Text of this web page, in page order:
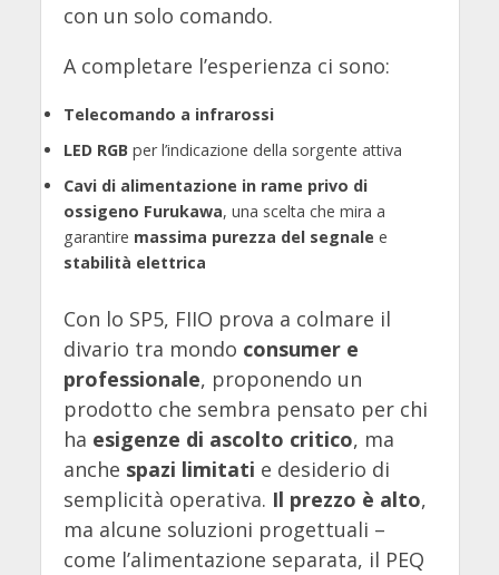
con un solo comando.
A completare l’esperienza ci sono:
Telecomando a infrarossi
LED RGBper l’indicazione della sorgente attiva
Cavi di alimentazione in rame privo di
ossigeno Furukawa, una scelta che mira a
garantire massima purezza del segnale e
stabilità elettrica
Con lo SP5, FIIO prova a colmare il
divario tra mondo consumer e
professionale, proponendo un
prodotto che sembra pensato per chi
ha esigenze di ascolto critico, ma
anche spazi limitati e desiderio di
semplicità operativa. Il prezzo è alto,
ma alcune soluzioni progettuali –
come l’alimentazione separata, il PEQ